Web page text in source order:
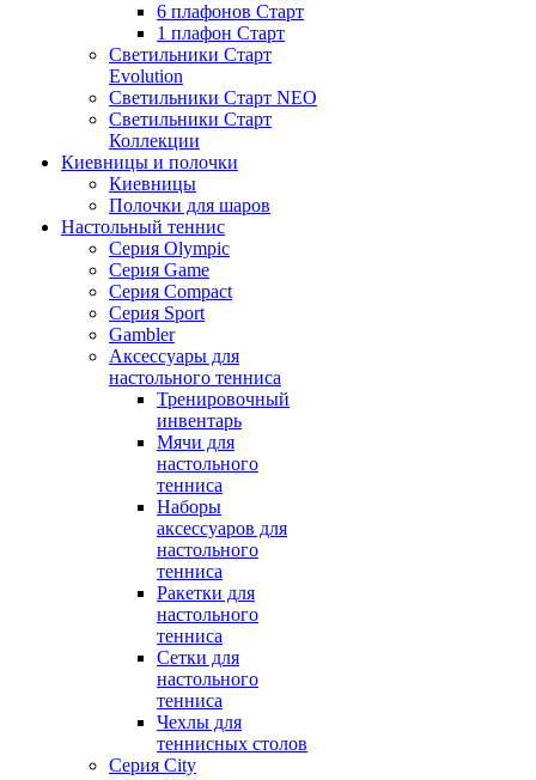
6 плафонов Старт
1 плафон Старт
Светильники Старт
Evolution
Светильники Старт NEO
Светильники Старт
Коллекции
Киевницы и полочки
Киевницы
Полочки для шаров
Настольный теннис
Серия Olympic
Серия Game
Серия Compact
Серия Sport
Gambler
Аксессуары для
настольного тенниса
Тренировочный
инвентарь
Мячи для
настольного
тенниса
Наборы
аксессуаров для
настольного
тенниса
Ракетки для
настольного
тенниса
Сетки для
настольного
тенниса
Чехлы для
теннисных столов
Серия City